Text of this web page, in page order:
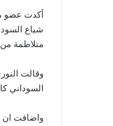
أكدت عضو
شياع
متلاطمة من
وقالت
السوداني
واضافت ان